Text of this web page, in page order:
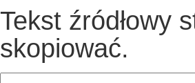
Tekst źródłowy
skopiować.